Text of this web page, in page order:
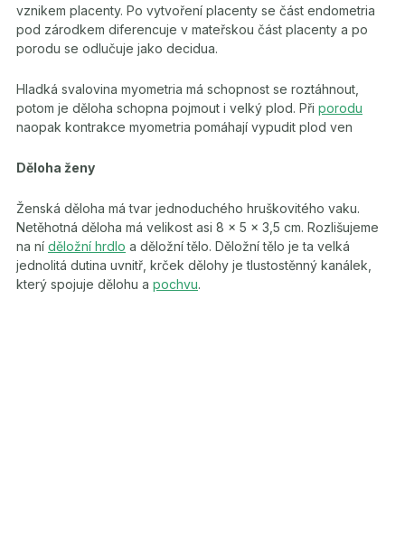
vznikem placenty. Po vytvoření placenty se část endometria
pod zárodkem diferencuje v mateřskou část placenty a po
porodu se odlučuje jako decidua.
Hladká svalovina myometria má schopnost se roztáhnout,
potom je děloha schopna pojmout i velký plod. Při porodu
naopak kontrakce myometria pomáhají vypudit plod ven
Děloha ženy
Ženská děloha má tvar jednoduchého hruškovitého vaku.
Netěhotná děloha má velikost asi 8 x 5 x 3,5 cm. Rozlišujeme
na ní děložní hrdlo a děložní tělo. Děložní tělo je ta velká
jednolitá dutina uvnitř, krček dělohy je tlustostěnný kanálek,
který spojuje dělohu a pochvu.